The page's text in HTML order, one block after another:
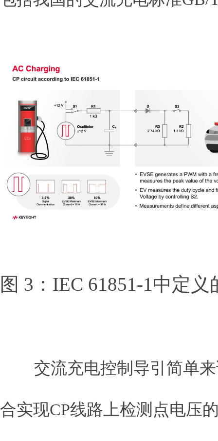
图 3：IEC 61851-1中定
交流充电控制导引简单
合实现CP线路上检测点电压